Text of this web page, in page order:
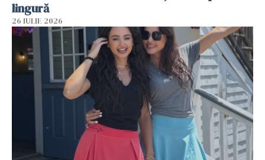
lingură
26 IULIE 2026